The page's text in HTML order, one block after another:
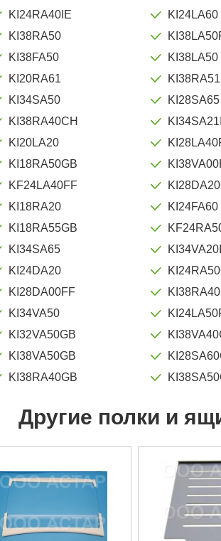
KI24RA40IE
KI38RA50
KI38FA50
KI20RA61
KI34SA50
KI38RA40CH
KI20LA20
KI18RA50GB
KF24LA40FF
KI18RA20
KI18RA55GB
KI34SA65
KI24DA20
KI28DA00FF
KI34VA50
KI32VA50GB
KI38VA50GB
KI38RA40GB
KI24LA60
KI38LA50
KI38RA51
KI28SA65
KI24FA60
Другие полки и